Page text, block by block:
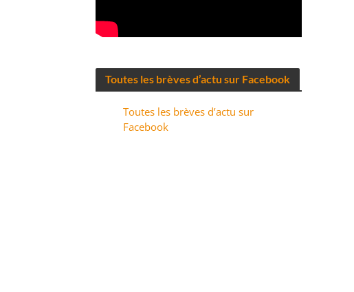
Toutes les brèves d’actu sur Facebook
Toutes les brèves d’actu sur
Facebook